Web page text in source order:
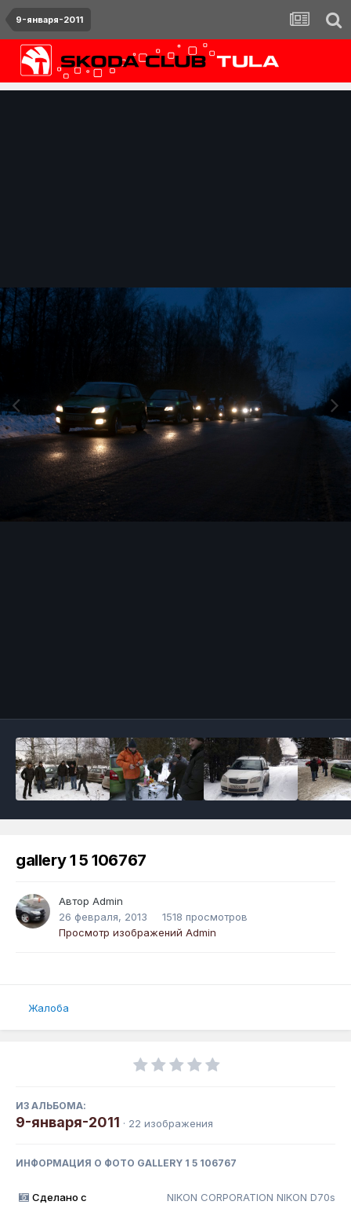
9-января-2011
gallery 1 5 106767
Автор Admin
26 февраля, 2013
1518 просмотров
Просмотр изображений Admin
Жалоба
ИЗ АЛЬБОМА:
9-января-2011 · 22 изображения
ИНФОРМАЦИЯ О ФОТО GALLERY 1 5 106767
Сделано с NIKON CORPORATION NIKON D70s